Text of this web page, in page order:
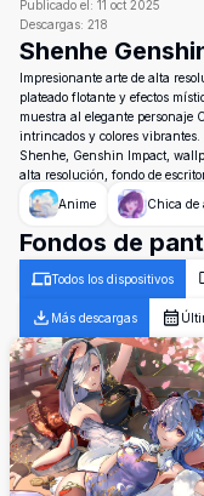
Publicado el: 11 oct 2025
Descargas: 218
Shenhe
Impresionante arte de alta
plateado flotante y efectos
muestra al elegante personaje
intrincados y colores vibrantes.
Shenhe, Genshin Impact,
alta resolución, fondo de
Anime
Chica de
Fondos de
Todos los dispositivos
Más descargas